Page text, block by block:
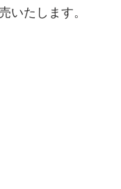
たします。